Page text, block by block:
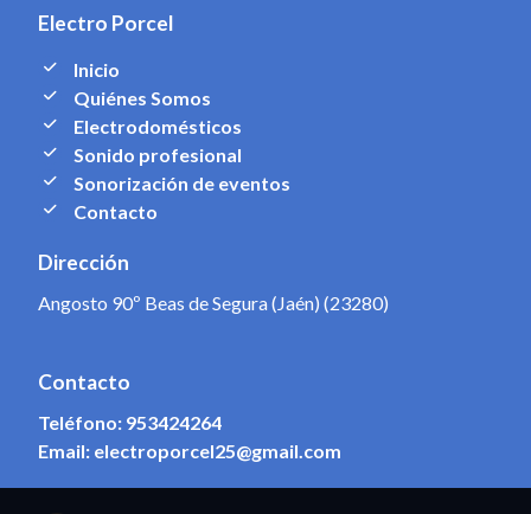
Electro Porcel
Inicio
Quiénes Somos
Electrodomésticos
Sonido profesional
Sonorización de eventos
Contacto
Dirección
Angosto 90º Beas de Segura (Jaén) (23280)
Contacto
Teléfono: 953424264
Email: electroporcel25@gmail.com